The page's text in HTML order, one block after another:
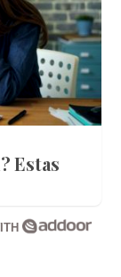
Estas